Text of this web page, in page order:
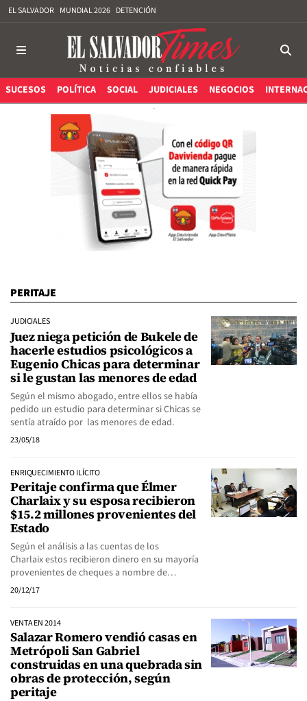
EL SALVADOR MUNDIAL 2026 DETENCIÓN
SUCESOS POLÍTICA SOCIAL JUDICIALES NEGOCIOS
PERITAJE
JUDICIALES
Juez niega petición de Bukele de
hacerle estudios psicológicos a
Eugenio Chicas para determinar
si le gustan las menores de edad
Según el mismo abogado, entre ellos se había
pedido un estudio para determinar si Chicas se
sentía atraído por las menores de edad.
23/05/18
ENRIQUECIMIENTO ILÍCITO
Peritaje confirma que Élmer
Charlaix y su esposa recibieron
$15.2 millones provenientes del
Estado
Según el análisis a las cuentas de los
Charlaix estos recibieron dinero en su mayoría
provenientes de cheques a nombre de…
20/12/17
VENTA EN 2014
Salazar Romero vendió casas en
Metrópoli San Gabriel
construidas en una quebrada sin
obras de protección, según
peritaje